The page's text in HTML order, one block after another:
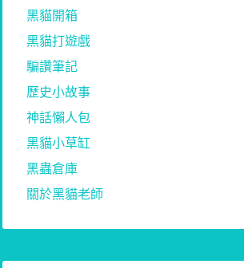
黑貓開箱
黑貓打遊戲
騙讚筆記
歷史小故事
神話懶人包
黑貓小草缸
黑蟲倉庫
關於黑貓老師